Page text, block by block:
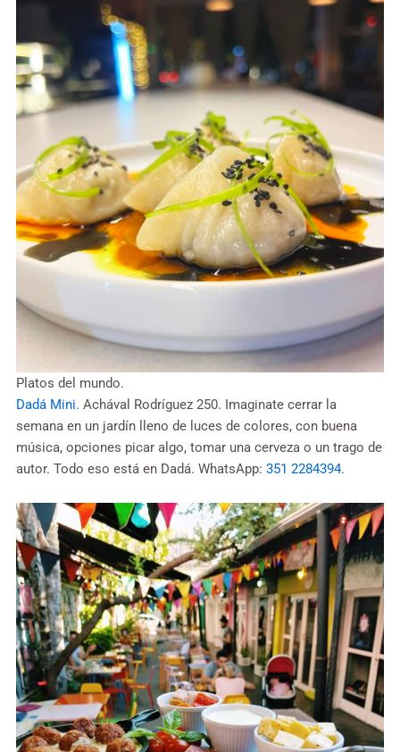
Platos del mundo.
Dadá Mini. Achával Rodríguez 250. Imaginate cerrar la
semana en un jardín lleno de luces de colores, con buena
música, opciones picar algo, tomar una cerveza o un trago de
autor. Todo eso está en Dadá. WhatsApp: 351 2284394.